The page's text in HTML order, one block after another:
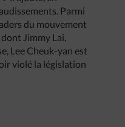
Parmi
du mouvement
Jimmy Lai,
Lee Cheuk-yan est
violé la législation